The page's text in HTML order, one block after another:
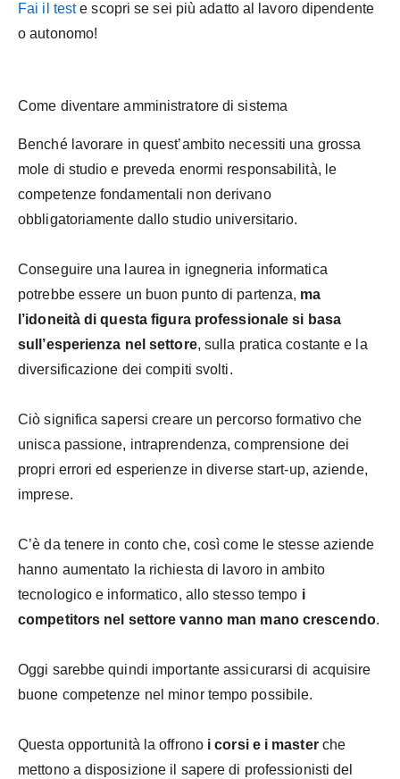
Fai il teste scopri se sei più adatto al lavoro dipendente
o autonomo!
Come diventare amministratore di sistema
Benché lavorare in quest’ambito necessiti una grossa
mole di studio e preveda enormi responsabilità, le
competenze fondamentali non derivano
obbligatoriamente dallo studio universitario.
Conseguire una laurea in ignegneria informatica
potrebbe essere un buon punto di partenza, ma
l’idoneità di questa figura professionale si basa
sull’esperienza nel settore, sulla pratica costante e la
diversificazione dei compiti svolti.
Ciò significa sapersi creare un percorso formativo che
unisca passione, intraprendenza, comprensione dei
propri errori ed esperienze in diverse start-up, aziende,
imprese.
C’è da tenere in conto che, così come le stesse aziende
hanno aumentato la richiesta di lavoro in ambito
tecnologico e informatico, allo stesso tempo i
competitors nel settore vanno man mano crescendo.
Oggi sarebbe quindi importante assicurarsi di acquisire
buone competenze nel minor tempo possibile.
Questa opportunità la offrono i corsi e i masterche
mettono a disposizione il sapere di professionisti del